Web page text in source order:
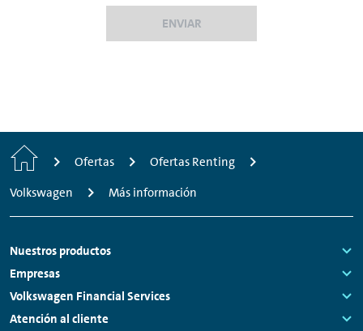
ENVIAR
Inicio Ofertas
Ofertas Renting
Volkswagen
Más información
Footer
Nuestros productos
Links:
Empresas
Links:
Volkswagen Financial Services
Links:
Atención al cliente